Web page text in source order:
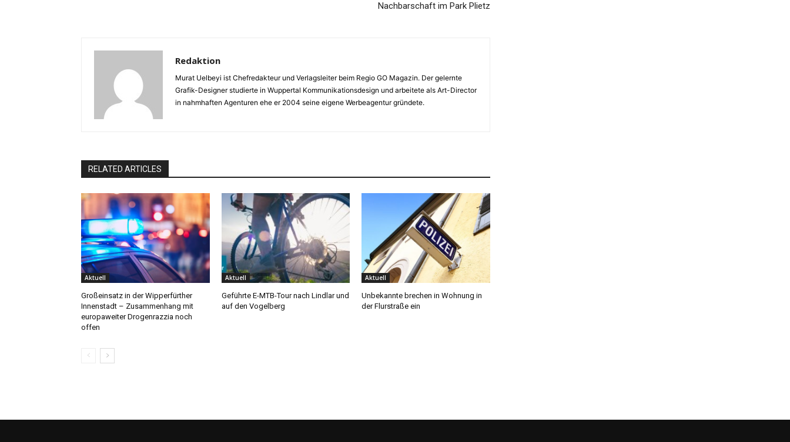
Nachbarschaft im Park Plietz
Redaktion
Murat Uelbeyi ist Chefredakteur und Verlagsleiter beim Regio GO Magazin. Der gelernte
Grafik-Designer studierte in Wuppertal Kommunikationsdesign und arbeitete als Art-Director
in nahmhaften Agenturen ehe er 2004 seine eigene Werbeagentur gründete.
RELATED ARTICLES
Aktuell
Großeinsatz in der Wipperfürther
Innenstadt – Zusammenhang mit
europaweiter Drogenrazzia noch
offen
Aktuell
Geführte E-MTB-Tour nach Lindlar und
auf den Vogelberg
Aktuell
Unbekannte brechen in Wohnung in
der Flurstraße ein